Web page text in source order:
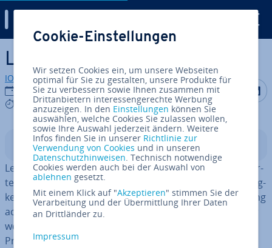
Zum Haupt­in­halt springen
Lead-Routing
IONOS Redaktion
06.11.2020
3 mins
Auf Auf
In­halts­ver­zeich­nis
Lead-Routing be­schreibt das Wei­ter­lei­ten von qua­li­fi­zier­
ten Leads an den Vertrieb. Damit wechselt die Zu­stän­dig­
keit von der Marketing- zur Sales-Abteilung. Lead-Routing
achtet auch darauf, Leads an die passenden Ver­trieb­ler
wei­ter­zu­lei­ten. Mit ge­eig­ne­ter Software kann dieser
Prozess au­to­ma­ti­siert werden.
Cookie-Einstellungen
Wir setzen Cookies ein, um unsere Webseiten
optimal für Sie zu gestalten, unsere Produkte für
Sie zu verbessern sowie Ihnen zusammen mit
Drittanbietern interessengerechte Werbung
anzuzeigen. In den Einstellungen können Sie
auswählen, welche Cookies Sie zulassen wollen,
sowie Ihre Auswahl jederzeit ändern. Weitere
Infos finden Sie in unserer Richtlinie zur
Verwendung von Cookies und in unseren
Datenschutzhinweisen. Technisch notwendige
Cookies werden auch bei der Auswahl von
ablehnen gesetzt.
Mit einem Klick auf "Akzeptieren" stimmen Sie der
Verarbeitung und der Übermittlung Ihrer Daten
an Drittländer zu.
Impressum